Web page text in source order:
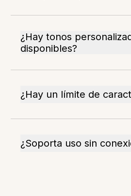
¿Hay tonos
disponibles?
¿Hay un límite de
¿Soporta uso sin